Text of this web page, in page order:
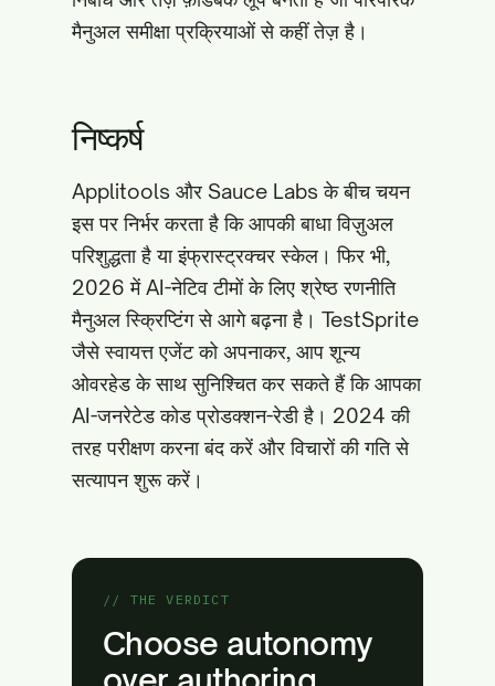
मैनुअल समीक्षा प्रक्रियाओं से कहीं तेज़ है।
निष्कर्ष
Applitools और Sauce Labs के बीच चयन
इस पर निर्भर करता है कि आपकी बाधा विज़ुअल
परिशुद्धता है या इंफ्रास्ट्रक्चर स्केल। फिर भी,
2026 में AI-नेटिव टीमों के लिए श्रेष्ठ रणनीति
मैनुअल स्क्रिप्टिंग से आगे बढ़ना है। TestSprite
जैसे स्वायत्त एजेंट को अपनाकर, आप शून्य
ओवरहेड के साथ सुनिश्चित कर सकते हैं कि आपका
AI-जनरेटेड कोड प्रोडक्शन-रेडी है। 2024 की
तरह परीक्षण करना बंद करें और विचारों की गति से
सत्यापन शुरू करें।
// THE VERDICT
Choose autonomy